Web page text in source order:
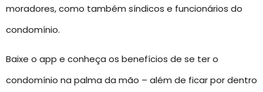
moradores, como também síndicos e funcionários do
condomínio.
Baixe o app e conheça os benefícios de se ter o
condomínio na palma da mão – além de ficar por dentro